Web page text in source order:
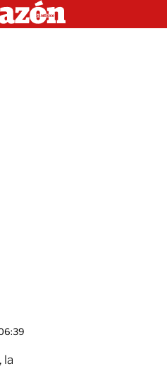
la